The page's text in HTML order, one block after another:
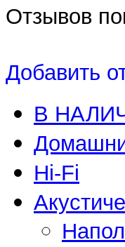
Отзывов
Добавить
В
Hi-Fi